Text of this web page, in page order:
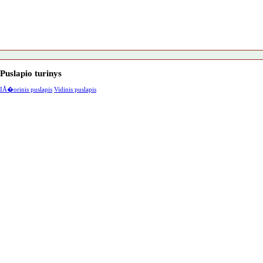
Puslapio turinys
IÅ�orinis puslapis Vidinis puslapis